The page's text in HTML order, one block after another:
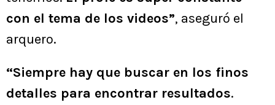
con el tema de los videos”, aseguró el
arquero.
“Siempre hay que buscar en los finos
detalles para encontrar resultados.